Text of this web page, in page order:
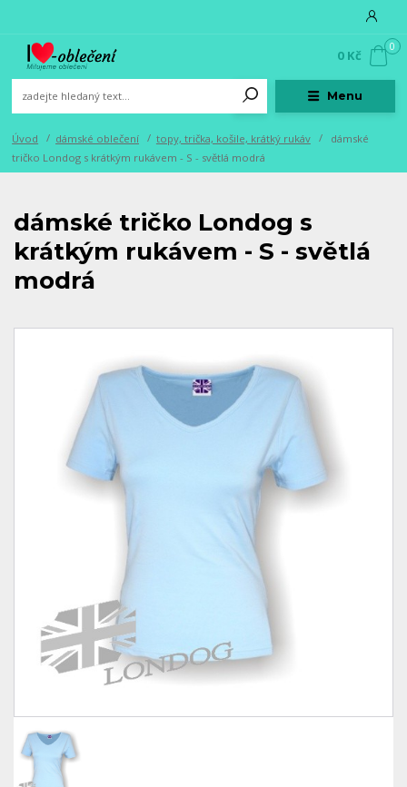
Menu
0
0 Kč
Úvod dámské oblečení topy, trička, košile, krátký rukáv
dámské
tričko Londog s krátkým rukávem - S - světlá modrá
dámské tričko Londog s
krátkým rukávem - S - světlá
modrá